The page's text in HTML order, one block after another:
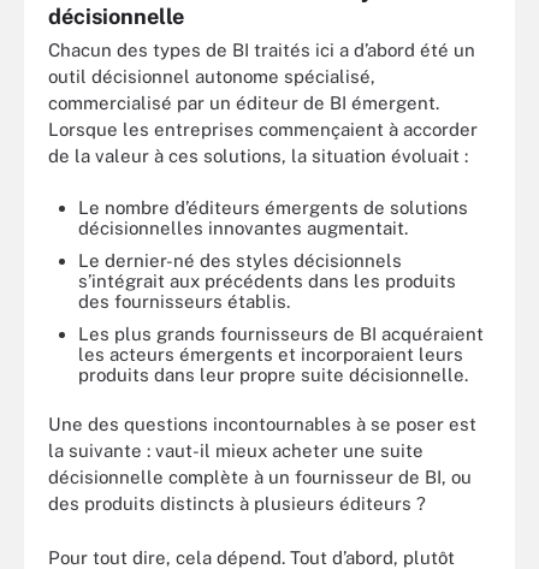
décisionnelle
Chacun des types de BI traités ici a d’abord été un
outil décisionnel autonome spécialisé,
commercialisé par un éditeur de BI émergent.
Lorsque les entreprises commençaient à accorder
de la valeur à ces solutions, la situation évoluait :
Le nombre d’éditeurs émergents de solutions
décisionnelles innovantes augmentait.
Le dernier-né des styles décisionnels
s’intégrait aux précédents dans les produits
des fournisseurs établis.
Les plus grands fournisseurs de BI acquéraient
les acteurs émergents et incorporaient leurs
produits dans leur propre suite décisionnelle.
Une des questions incontournables à se poser est
la suivante : vaut-il mieux acheter une suite
décisionnelle complète à un fournisseur de BI, ou
des produits distincts à plusieurs éditeurs ?
Pour tout dire, cela dépend. Tout d’abord, plutôt